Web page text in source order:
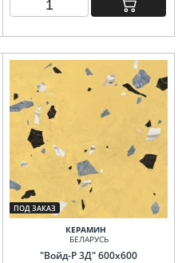
ПОД ЗАКАЗ
КЕРАМИН
БЕЛАРУСЬ
"Войд-Р 3Д" 600х600